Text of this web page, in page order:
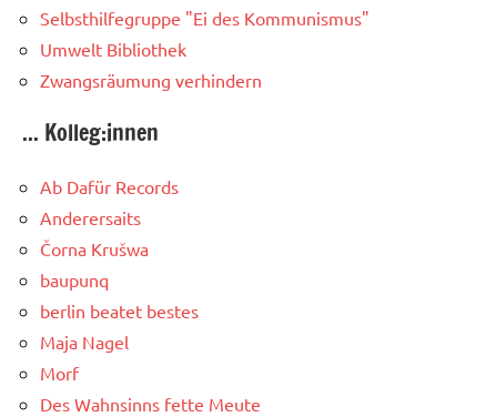
Selbsthilfegruppe "Ei des Kommunismus"
Umwelt Bibliothek
Zwangsräumung verhindern
... Kolleg:innen
Ab Dafür Records
Anderersaits
Čorna Krušwa
baupunq
berlin beatet bestes
Maja Nagel
Morf
Des Wahnsinns fette Meute